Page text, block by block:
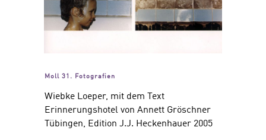
Moll 31. Fotografien
Wiebke Loeper, mit dem Text
Erinnerungshotel von Annett Gröschner
Tübingen, Edition J.J. Heckenhauer 2005